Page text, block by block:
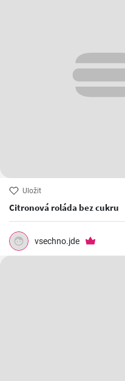
Uložit
Citronová roláda bez cukru
vsechno.jde